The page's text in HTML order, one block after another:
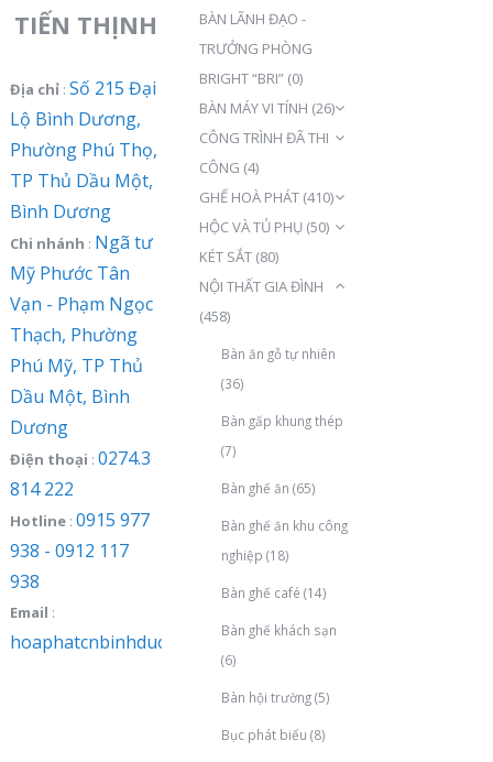
TIẾN THỊNH
Địa chỉ: Số 215 Đại
Lộ Bình Dương,
Phường Phú Thọ,
TP Thủ Dầu Một,
Bình Dương
Chi nhánh : Ngã tư
Mỹ Phước Tân
Vạn - Phạm Ngọc
Thạch, Phường
Phú Mỹ, TP Thủ
Dầu Một, Bình
Dương
Điện thoại : 0274.3
814 222
Hotline: 0915 977
938 - 0912 117
938
Email :
hoaphatcnbinhduong@gmail.com
BÀN LÃNH ĐẠO -
TRƯỞNG PHÒNG
BRIGHT “BRI” (0)
BÀN MÁY VI TÍNH (26)
CÔNG TRÌNH ĐÃ THI
CÔNG (4)
GHẾ HOÀ PHÁT (410)
HỘC VÀ TỦ PHỤ (50)
KÉT SẮT (80)
NỘI THẤT GIA ĐÌNH
(458)
Bàn ăn gỗ tự nhiên
(36)
Bàn gấp khung thép
(7)
Bàn ghế ăn (65)
Bàn ghế ăn khu công
nghiệp (18)
Bàn ghế café (14)
Bàn ghế khách sạn
(6)
Bàn hội trường(5)
Bục phát biểu (8)